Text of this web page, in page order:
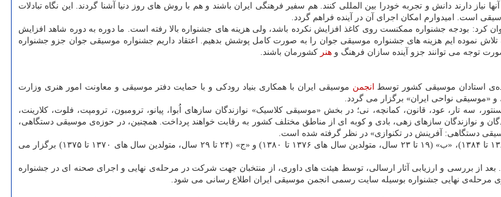
دارند دانش و تجربه خودرا بین المللی کنند. هم سفیر فرهنگی ایران باشند و هم با روش های روز دنیا آشنا گردند. این نگاه تبادلات
است. امیدوارم امکان اجرای آن در آینده فراهم گردد.
کرد: بودجه جشنواره ممکنست روی کاغذ افزایش نکرده باشد، ولی هزینه های جشنواره بالا رفته است. ما دوره به دوره شاهد افزایش
تلاش نموده ایم هزینه های جشنواره موسیقی جوان را به صورت کامل پوشش بدهیم. اعتقاد داریم جشنواره موسیقی جوان جزو جشنواره
توجه می توانند جزو آینده سازان فرهنگ و هنر کشورمان باشند.
استادان موسیقی کشور توسط انجمن موسیقی ایران با همکاری بنیاد رودکی و با حمایت دفتر موسیقی و معاونت امور هنری وزارت
نواحی ایران» برگزار می گردد.
سه تار، عود، قانون، کمانچه، نی؛ در بخش «موسیقی کلاسیک» نوازندگان سازهای اُبوا، پیانو، ترومبون، ترومپت، فلوت، کلارینت،
و نوازندگان سازهای زهی، بادی و کوبه ای از مناطق مختلف کشور به رقابت خواهند پرداخت. همچنین، در حوزه‌ی موسیقی دستگاهی،
دستگاهی: آفرینش در تکنوازی» در نظر گرفته شده است.
این جشنواره در چارچوب سه گروه سنی «الف» (۱۵ تا ۱۸ سال، متولدین سال های ۱۳۸۱ تا ۱۳۸۴)، «ب» (۱۹ تا ۲۳ سال، متولدین سال های ۱۳۷۶ تا ۱۳۸۰) و «ج» (۲۴ تا ۲۹ سال، متولدین سال های ۱۳۷۰ تا ۱۳۷۵) برگزار می
بامک از ۱۳۳۹/۱/۱۶ تا ۱۳۹۹/۲/۳۱ صورت گرفت. بعد از بررسی و ارزیابی آثار ارسالی، توسط هیئت های داوری، از منتخبان جهت شرکت در مرحله‌ی نهایی و اجرای صحنه ای در جشنواره